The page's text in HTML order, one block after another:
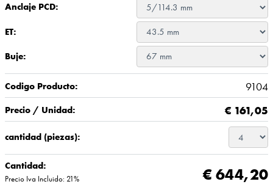
Anclaje PCD:
ET:
Buje:
Codigo Producto: 9104
Precio / Unidad: € 161,05
cantidad (piezas):
Cantidad:
Precio Iva Incluido: 21% € 644,20